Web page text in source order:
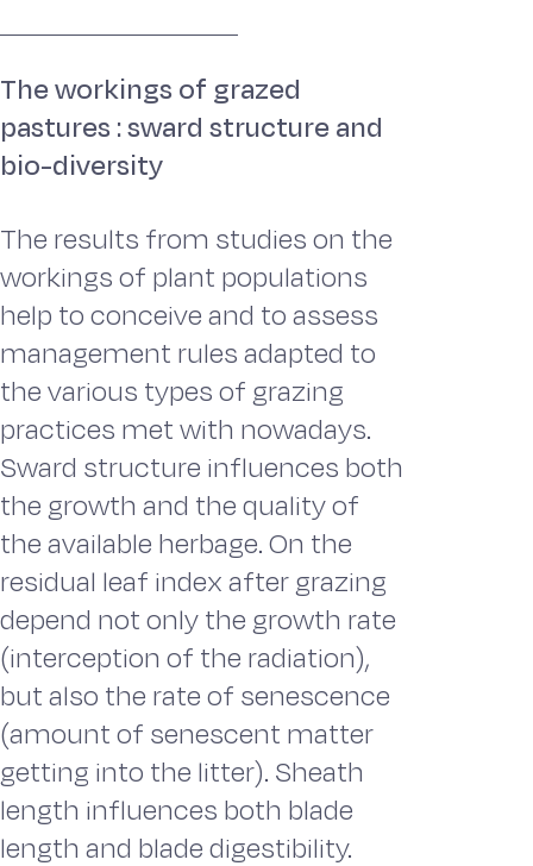
The workings of grazed
pastures : sward structure and
bio-diversity
The results from studies on the
workings of plant populations
help to conceive and to assess
management rules adapted to
the various types of grazing
practices met with nowadays.
Sward structure influences both
the growth and the quality of
the available herbage. On the
residual leaf index after grazing
depend not only the growth rate
(interception of the radiation),
but also the rate of senescence
(amount of senescent matter
getting into the litter). Sheath
length influences both blade
length and blade digestibility.